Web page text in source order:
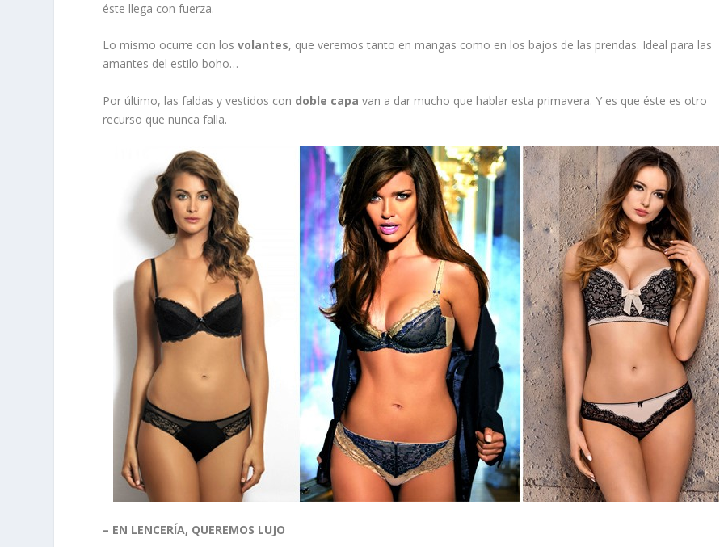
éste llega con fuerza.
Lo mismo ocurre con losvolantes, que veremos tanto en mangas como en los bajos de las prendas. Ideal para las
amantes del estilo boho…
Por último, las faldas y vestidos con doble capa van a dar mucho que hablar esta primavera. Y es que éste es otro
recurso que nunca falla.
– EN LENCERÍA, QUEREMOS LUJO